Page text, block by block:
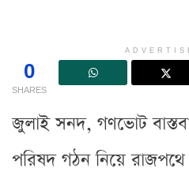
0
SHARES
জুলাই সনদ, গণভোট
পরিষদ গঠন নিয়ে